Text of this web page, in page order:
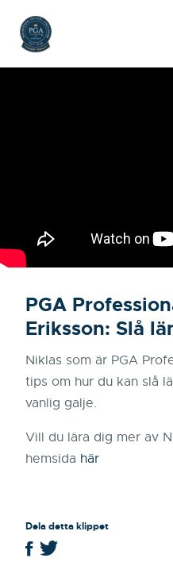
PGA
Eriksson: Slå
Niklas som är PGA
tips om hur du kan slå
vanlig galje.
Vill du lära dig mer av
hemsida här
Dela detta klippet